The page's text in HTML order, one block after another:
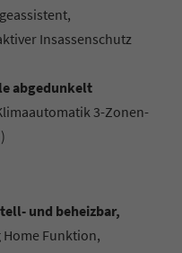
Insassenschutz
abgedunkelt
3-Zonen-
und beheizbar,
Funktion,